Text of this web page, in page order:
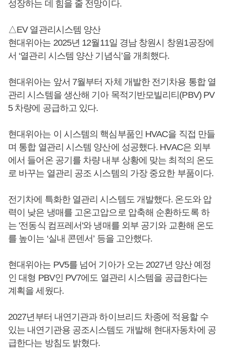
성장하는 데 힘을 줄 전망이다.
△EV 열관리시스템 양산
현대위아는 2025년 12월11일 경남 창원시 창원1공장에
서 ‘열관리 시스템 양산 기념식’을 개최했다.
현대위아는 앞서 7월부터 자체 개발한 전기차용 통합 열
관리 시스템을 생산해 기아 목적기반모빌리티(PBV) PV
5 차량에 공급하고 있다.
현대위아는 이 시스템의 핵심부품인 HVAC을 직접 만들
며 통합 열관리 시스템 양산에 성공했다. HVAC은 외부
에서 들어온 공기를 차량 내부 상황에 맞는 최적의 온도
로 바꾸는 열관리 공조 시스템의 가장 중요한 부품이다.
전기차에 특화한 열관리 시스템도 개발했다. 온도와 압
력이 낮은 냉매를 고온고압으로 압축해 순환하도록 하
는 '전동식 컴프레서'와 냉매를 외부 공기와 교환해 온도
를 높이는 ‘실내 콘덴서’ 등을 고안했다.
현대위아는 PV5를 넘어 기아가 오는 2027년 양산 예정
인 대형 PBV인 PV7에도 열관리 시스템을 공급한다는
계획을 세웠다.
2027년부터 내연기관과 하이브리드 차종에 적용할 수
있는 내연기관용 공조시스템도 개발해 현대자동차에 공
급한다는 방침도 밝혔다.